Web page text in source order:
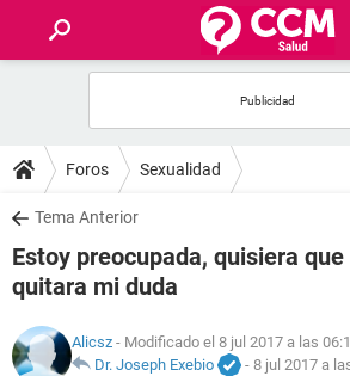
FOROS
SALUD
FAMILIA
NUTRICIÓN
Foros Sexualidad
Tema Anterior
Estoy preocupada, quisiera
quitara mi duda
Alicsz - Modificado el 8 jul 2017 a las
Dr. Joseph Exebio
- 8 jul 2017 a